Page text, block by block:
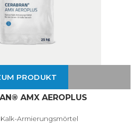
PRODUKT
AMX AEROPLUS
Armierungsmörtel